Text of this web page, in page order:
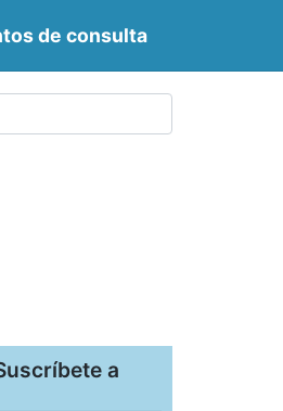
de consulta
a